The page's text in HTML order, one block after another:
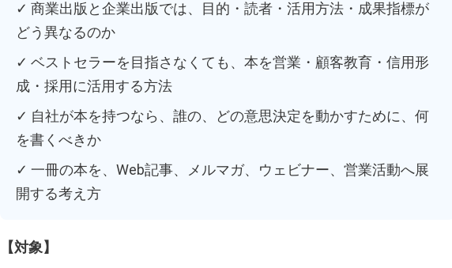
✓ 商業出版と企業出版では、目的・読者・活用方法・成果指標が
どう異なるのか
✓ ベストセラーを目指さなくても、本を営業・顧客教育・信用形
成・採用に活用する方法
✓ 自社が本を持つなら、誰の、どの意思決定を動かすために、何
を書くべきか
✓ 一冊の本を、Web記事、メルマガ、ウェビナー、営業活動へ展
開する考え方
【対象】